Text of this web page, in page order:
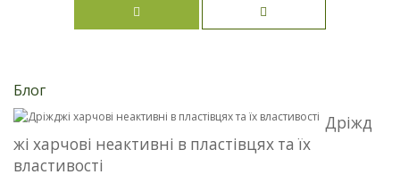
Блог
Дріжд
жі харчові неактивні в пластівцях та їх
властивості